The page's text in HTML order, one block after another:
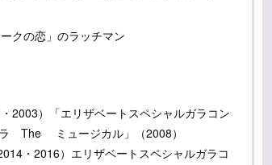
クの恋」のラッチマン
2003）「エリザベートスペシャルガラコン
The ミュージカル」（2008）
・2016）エリザベートスペシャルガラコ